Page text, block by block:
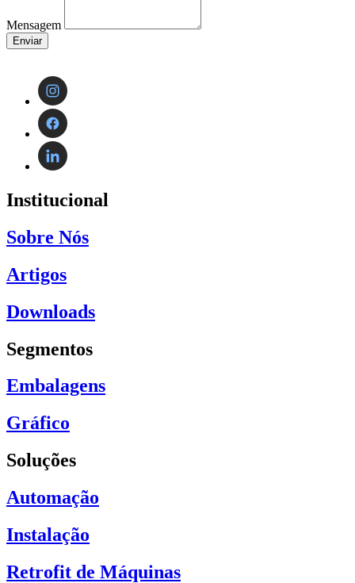
Mensagem
Enviar
Institucional
Sobre Nós
Artigos
Downloads
Segmentos
Embalagens
Gráfico
Soluções
Automação
Instalação
Retrofit de Máquinas